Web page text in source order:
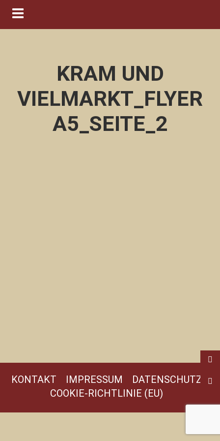
Navigation ein-/ausblenden
KRAM UND
VIELMARKT_FLYER
A5_SEITE_2
KONTAKT IMPRESSUM
DATENSCHUTZ
COOKIE-RICHTLINIE (EU)